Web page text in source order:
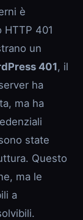
è
401
un
401, il
ha
ma ha
state
Questo
ma le
a